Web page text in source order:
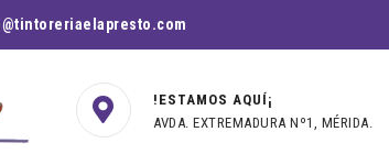
!ESTAMOS AQUÍ¡
AVDA. EXTREMADURA Nº1, MÉRIDA.